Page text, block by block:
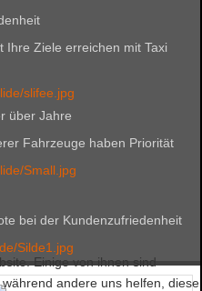
Ihre Ziele erreichen mit Taxi
slifee.jpg
über Jahre
Fahrzeuge haben Priorität
Small.jpg
bei der Kundenzufriedenheit
Silde1.jpg
Einige von ihnen sind
andere uns helfen, diese